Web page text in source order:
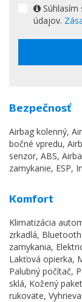
údajov.
Bezpečnosť
Airbag kolenný,
bočné vpredu,
senzor, ABS,
zamykanie, ESP,
Komfort
Klimatizácia
zrkadlá,
zamykania,
Lakťová opierka,
Palubný počítač,
sklá, Kožený
rukoväte,